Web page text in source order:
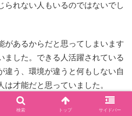
られない人もいるのではないでし
があるからだと思ってしまいます
ました。できる人活躍されている
違う、環境が違うと何もしない自
才能だと思っていました。
ことは沢山あって、生活環境をか
検索 トップ サイドバー